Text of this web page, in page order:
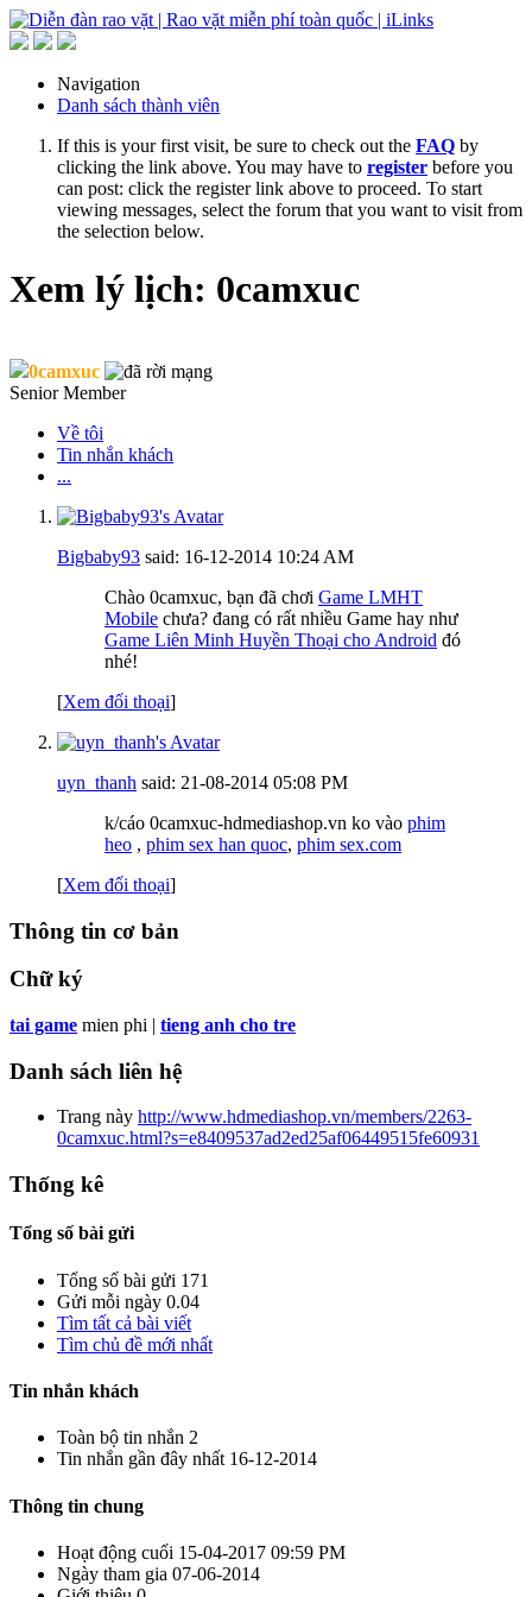
Navigation
Danh sách thành viên
If this is your first visit, be sure to check out the FAQ by
clicking the link above. You may have to register before you
can post: click the register link above to proceed. To start
viewing messages, select the forum that you want to visit from
the selection below.
Xem lý lịch: 0camxuc
0camxuc
Senior Member
Về tôi
Tin nhắn khách
...
Bigbaby93 said: 16-12-2014 10:24 AM
Chào 0camxuc, bạn đã chơi Game LMHT
Mobile chưa? đang có rất nhiều Game hay như
Game Liên Minh Huyền Thoại cho Android đó
nhé!
[Xem đối thoại]
uyn_thanh said: 21-08-2014 05:08 PM
k/cáo 0camxuc-hdmediashop.vn ko vào phim
heo , phim sex han quoc, phim sex.com
[Xem đối thoại]
Thông tin cơ bản
Chữ ký
tai game mien phi | tieng anh cho tre
Danh sách liên hệ
Trang này http://www.hdmediashop.vn/members/2263-
0camxuc.html?s=e8409537ad2ed25af06449515fe60931
Thống kê
Tổng số bài gửi
Tổng số bài gửi 171
Gửi mỗi ngày 0.04
Tìm tất cả bài viết
Tìm chủ đề mới nhất
Tin nhắn khách
Toàn bộ tin nhắn 2
Tin nhắn gần đây nhất 16-12-2014
Thông tin chung
Hoạt động cuối 15-04-2017 09:59 PM
Ngày tham gia 07-06-2014